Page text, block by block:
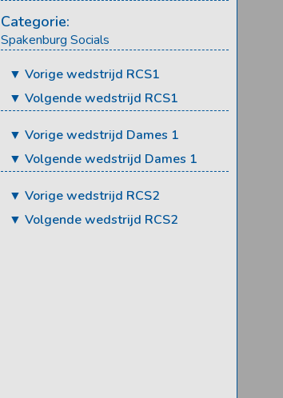
Categorie:
Spakenburg Socials
▼ Vorige wedstrijd RCS1
▼ Volgende wedstrijd RCS1
▼ Vorige wedstrijd Dames 1
▼ Volgende wedstrijd Dames 1
▼ Vorige wedstrijd RCS2
▼ Volgende wedstrijd RCS2